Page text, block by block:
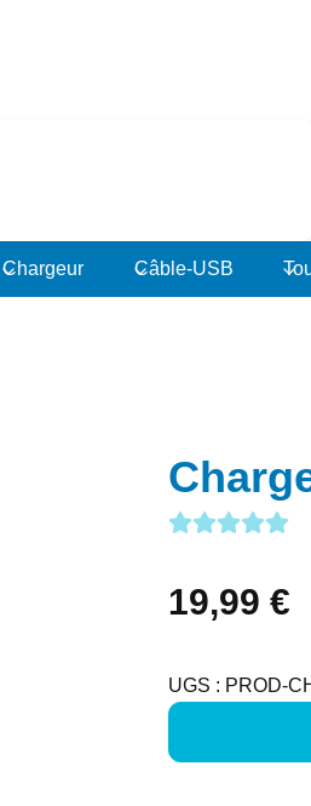
Chargeur Câble-USB
19,99€
UGS : PROD-